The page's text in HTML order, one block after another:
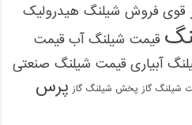
قوی فروش شیلنگ هیدرولیک
قیمت شیلنگ آب قیمت
آبیاری قیمت شیلنگ صنعتی
شیلنگ گاز پخش شیلنگ گاز پرس